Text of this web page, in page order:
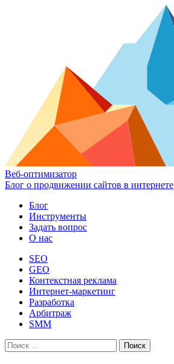
Веб-оптимизатор
Блог о продвижении сайтов в интернете
Блог
Инструменты
Задать вопрос
О нас
SEO
GEO
Контекстная реклама
Интернет-маркетинг
Разработка
Арбитраж
SMM
Найти: